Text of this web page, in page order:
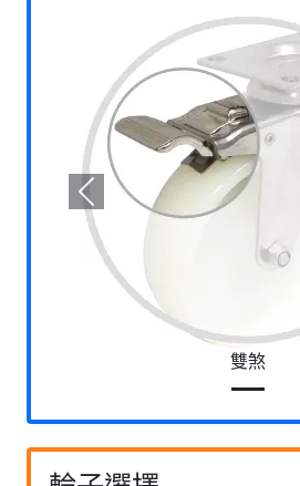
雙煞
Previous